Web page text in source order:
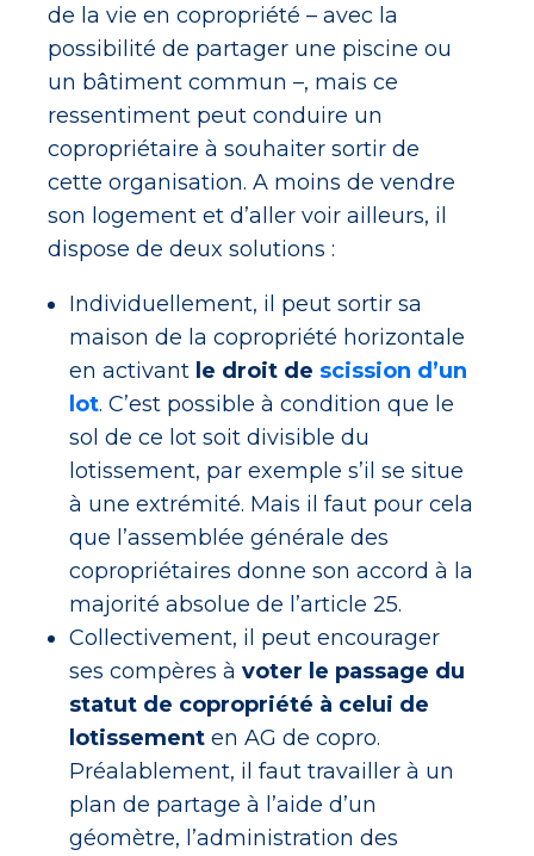
de la vie en copropriété – avec la
possibilité de partager une piscine ou
un bâtiment commun –, mais ce
ressentiment peut conduire un
copropriétaire à souhaiter sortir de
cette organisation. A moins de vendre
son logement et d’aller voir ailleurs, il
dispose de deux solutions :
Individuellement, il peut sortir sa
maison de la copropriété horizontale
en activant le droit de scission d’un
lot. C’est possible à condition que le
sol de ce lot soit divisible du
lotissement, par exemple s’il se situe
à une extrémité. Mais il faut pour cela
que l’assemblée générale des
copropriétaires donne son accord à la
majorité absolue de l’article 25.
Collectivement, il peut encourager
ses compères à voter le passage du
statut de copropriété à celui de
lotissement en AG de copro.
Préalablement, il faut travailler à un
plan de partage à l’aide d’un
géomètre, l’administration des